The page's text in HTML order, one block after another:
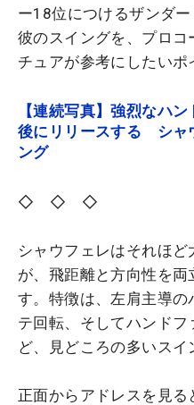
ー18位につけるザンダ
彼のスイングを、プロ
チュアが参考にしたいポ
【連続写真】強烈なハ
後にリリースする シャ
ング
◇ ◇ ◇
シャウフェレはそれほ
が、飛距離と方向性を
す。特徴は、左肩主導の
テ回転、そしてハンド
ど、見どころの多いスイ
正面からアドレスを見